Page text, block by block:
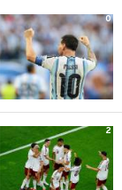
0
2